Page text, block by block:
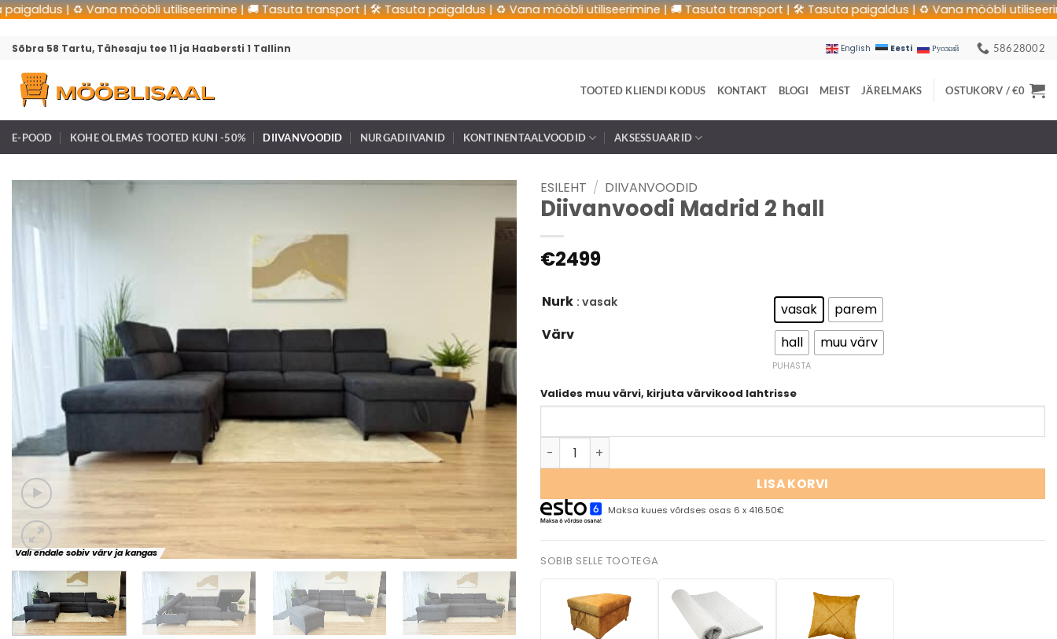
| 🚚 Tasuta transport | 🛠 Tasuta paigaldus | ♻️ Vana mööbli utiliseerimine | 🚚 Tasuta transport | 🛠 Tasuta paigaldus | ♻️ Vana
Sõbra 58 Tartu, Tähesaju tee 11 ja Haabersti 1 Tallinn English Eesti Русский 58628002
TOOTED KLIENDI KODUS KONTAKT BLOGI MEIST JÄRELMAKS OSTUKORV /€0
E-POOD KOHE OLEMAS TOOTED KUNI -50% DIIVANVOODID NURGADIIVANID KONTINENTAALVOODID AKSESSUAARID
Vali endale sobiv värv ja kangas
ESILEHT / DIIVANVOODID
Diivanvoodi Madrid 2 hall
€2499
Nurk : vasak vasak
parem
Värv
hall muu värv
PUHASTA
Valides muu värvi, kirjuta värvikood lahtrisse
LISA KORVI
Maksa kuues võrdses osas 6 x 416.50€
SOBIB SELLE TOOTEGA